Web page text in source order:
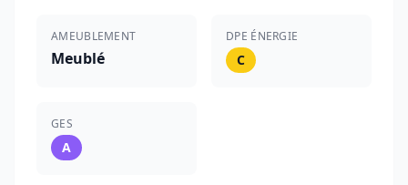
AMEUBLEMENT
Meublé
DPE ÉNERGIE
C
GES
A